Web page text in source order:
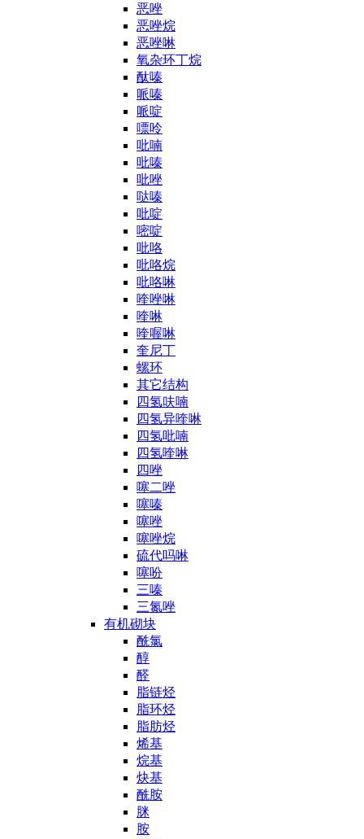
恶唑
恶唑烷
恶唑啉
氧杂环丁烷
酞嗪
哌嗪
哌啶
嘌呤
吡喃
吡嗪
吡唑
哒嗪
吡啶
嘧啶
吡咯
吡咯烷
吡咯啉
喹唑啉
喹啉
喹喔啉
奎尼丁
螺环
其它结构
四氢呋喃
四氢异喹啉
四氢吡喃
四氢喹啉
四唑
噻二唑
噻嗪
噻唑
噻唑烷
硫代吗啉
噻吩
三嗪
三氮唑
有机砌块
酰氯
醇
醛
脂链烃
脂环烃
脂肪烃
烯基
烷基
炔基
酰胺
脒
胺